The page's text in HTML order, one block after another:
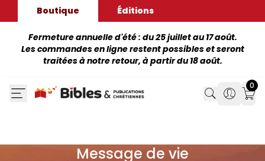
Boutique Éditions
Fermeture annuelle d'été : du 25 juillet au 17 août.
Les commandes en ligne restent possibles et seront
traitées à notre retour, à partir du 18 août.
Search
Search
0
Message de vie